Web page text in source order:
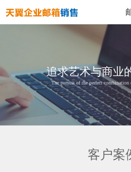
追求艺术与商业
The pursuit of the perfect combination
客户案